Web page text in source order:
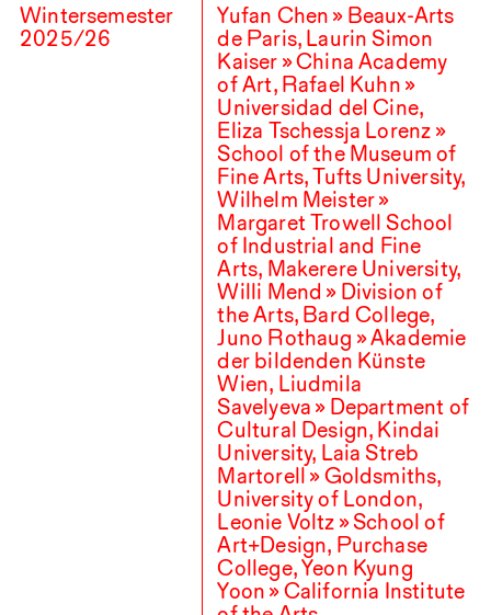
Wintersemester
2025/26
Yufan Chen » Beaux-Arts
de Paris, Laurin Simon
Kaiser » China Academy
of Art, Rafael Kuhn »
Universidad del Cine,
Eliza Tschessja Lorenz »
School of the Museum of
Fine Arts, Tufts University,
Wilhelm Meister »
Margaret Trowell School
of Industrial and Fine
Arts, Makerere University,
Willi Mend » Division of
the Arts, Bard College,
Juno Rothaug » Akademie
der bildenden Künste
Wien, Liudmila
Savelyeva » Department of
Cultural Design, Kindai
University, Laia Streb
Martorell » Goldsmiths,
University of London,
Leonie Voltz » School of
Art+Design, Purchase
College, Yeon Kyung
Yoon » California Institute